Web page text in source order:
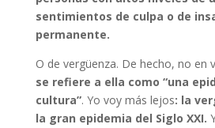
sentimientos de culpa o de
permanente.
O de vergüenza. De hecho, no en
se refiere a ella como “una
cultura”. Yo voy más lejos: la
la gran epidemia del Siglo XXI.